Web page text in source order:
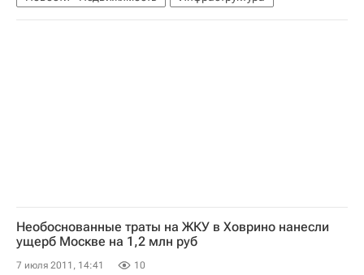
Необоснованные траты на ЖКУ в Ховрино нанесли
ущерб Москве на 1,2 млн руб
7 июля 2011, 14:41 10